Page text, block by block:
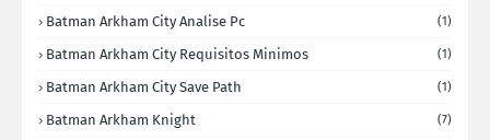
Batman Arkham City Analise Pc (1)
Batman Arkham City Requisitos Minimos (1)
Batman Arkham City Save Path (1)
Batman Arkham Knight (7)